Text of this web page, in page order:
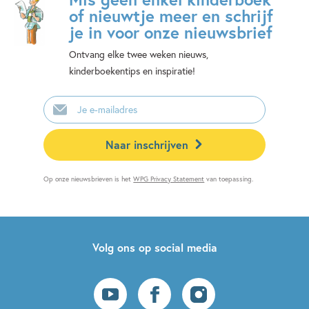
of nieuwtje meer en schrijf
je in voor onze nieuwsbrief
Ontvang elke twee weken nieuws,
kinderboekentips en inspiratie!
E-
mailadres
Naar inschrijven
Op onze nieuwsbrieven is hetWPG Privacy Statement van toepassing.
Volg ons op social media